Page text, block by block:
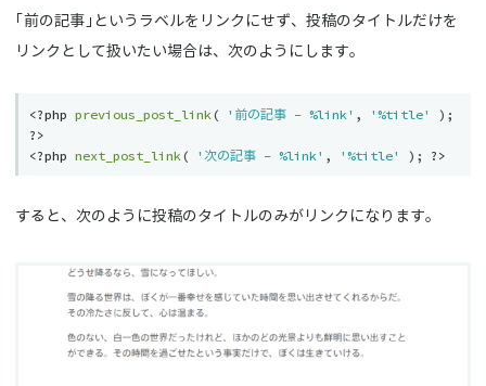
「前の記事」というラベルをリンクにせず、投稿のタイトルだけを
リンクとして扱いたい場合は、次のようにします。
<?php previous_post_link ( '前の記事 - %link' , '%title' ) ;
?>
<?php next_post_link ( '次の記事 - %link' , '%title' ) ; ?>
すると、次のように投稿のタイトルのみがリンクになります。